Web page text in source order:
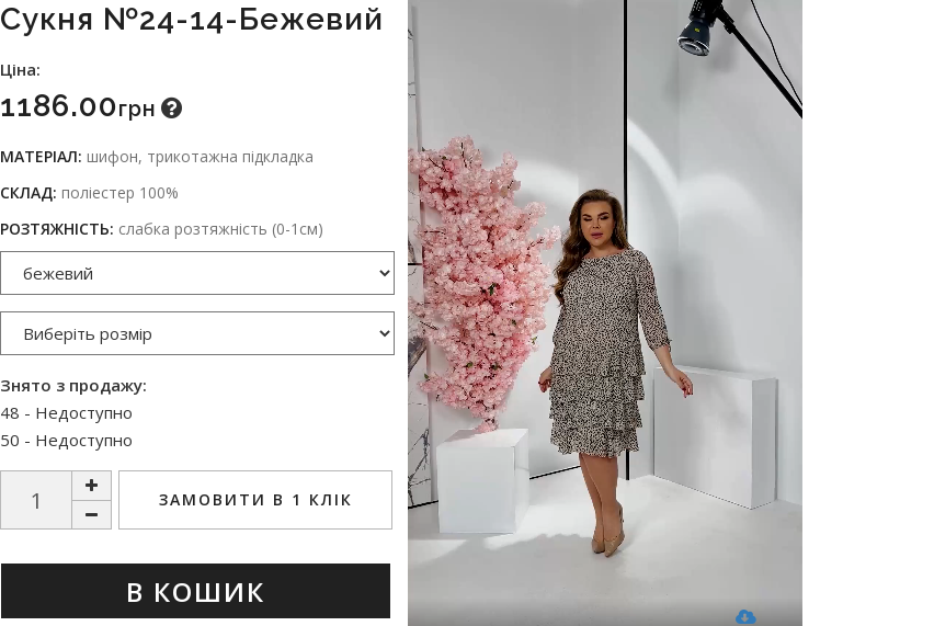
Сукня №24-14-Бежевий
Ціна:
1186.00Грн
МАТЕРІАЛ: шифон, трикотажна підкладка
СКЛАД: поліестер 100%
РОЗТЯЖНІСТЬ: слабка розтяжність (0-1см)
Знято з продажу:
48 - Недоступно
50 - Недоступно
ЗАМОВИТИ В 1 КЛІК
В КОШИК